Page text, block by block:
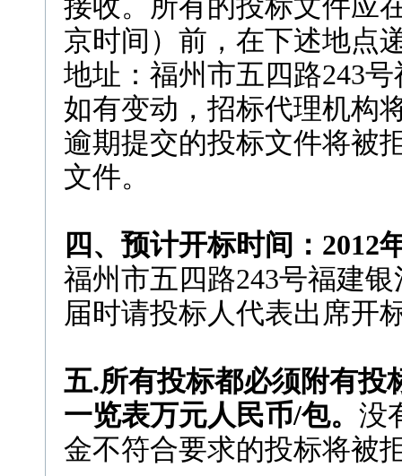
接收。所有的投标文件应
京时间）前，在下述地点
地址：福州市五四路243
如有变动，招标代理机构
逾期提交的投标文件将被
文件。
四、预计开标时间：2012
福州市五四路243号福建
届时请投标人代表出席开
五.所有投标都必须附有投
一览表万元人民币/包。 没
金不符合要求的投标将被